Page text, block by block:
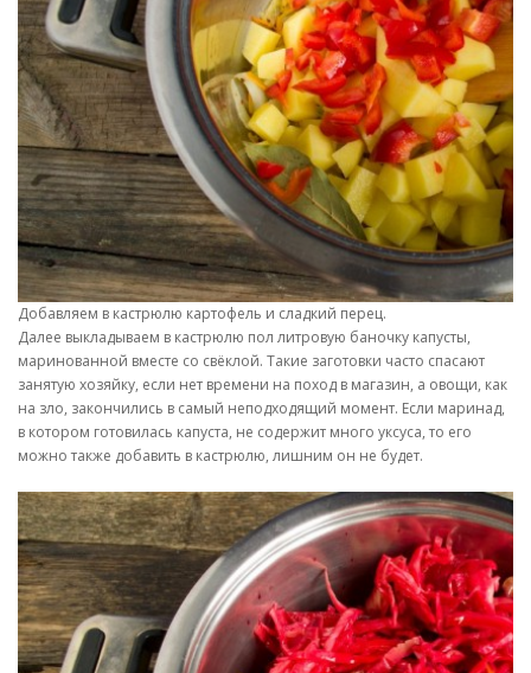
Добавляем в кастрюлю картофель и сладкий перец.
Далее выкладываем в кастрюлю пол литровую баночку капусты,
маринованной вместе со свёклой. Такие заготовки часто спасают
занятую хозяйку, если нет времени на поход в магазин, а овощи, как
на зло, закончились в самый неподходящий момент. Если маринад,
в котором готовилась капуста, не содержит много уксуса, то его
можно также добавить в кастрюлю, лишним он не будет.